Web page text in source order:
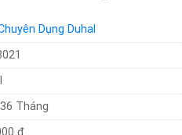
Dụng Duhal
Tháng